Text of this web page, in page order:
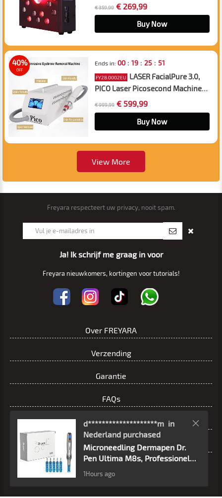
lichtapparaat, 3x sterkere energie
voor een jeugdige huid en
pijnverlichting
€ 359,99 € 269,99
Buy Now
40%
OFF
Ends in: 00: 19: 25: 50
FY28.0002EU
LASER FacialPure 3.0,
PICO Laser Picosecond Machine,
Pijnloze, niet-invasieve
verwijdering van tatoeages en
wenkbrauwen voor snellere en
veiligere resultaten
€ 999,99 € 599,99
Buy Now
View More
Freyara respecteert uw privacy, nooit spam.
Ja! Ik schrijf me graag in voor
Freyara nieuwkomers, kortingen voor tutorials!
Over FREYARA
Verzending
Garantie
FAQs
Neem contact op
Dr.pen/HYDRA.PEN Brand Authorization
Powered By FREYARA © 2025
d********************m in
Nederland purchased
Microneedling Dermapen Dr.
Pen Ultima M8s, Professionele
Microneedling Pen, Draadloze
Dermapen, USB Oplaadbaar, 5
1Hours ago